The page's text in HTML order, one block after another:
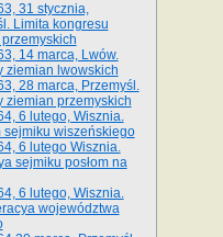
31 stycznia,
Limita kongresu
14 marca, Lwów.
ziemian lwowskich
28 marca, Przemyśl.
ziemian przemyskich
6 lutego, Wisznia.
sejmiku wiszeńskiego
6 lutego Wisznia.
sejmiku posłom na
6 lutego, Wisznia.
województwa